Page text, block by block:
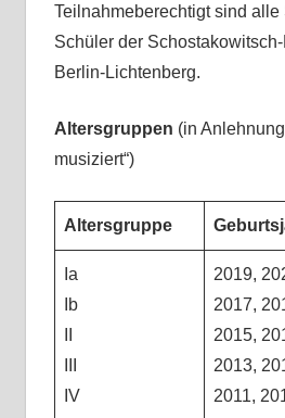
Teilnahmeberechtigt sind
Schüler der
Berlin-Lichtenberg.
Altersgruppen (in
musiziert“)
Altersgruppe
Ia
Ib
IV
2019,
2017,
2015,
2013,
2011,